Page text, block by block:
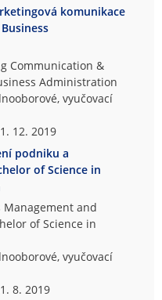
komunikace
Communication &
Administration
vyučovací
12. 2019
podniku a
of Science in
Management and
of Science in
vyučovací
8. 2019